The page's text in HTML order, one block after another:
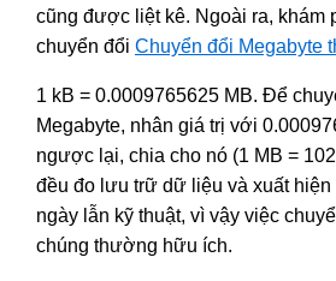
cũng được liệt kê. Ngoài ra, khám
chuyển đổi Chuyển đổi Megabyte
1 kB = 0.0009765625 MB. Để
Megabyte, nhân giá trị với
ngược lại, chia cho nó (1 MB =
đều đo lưu trữ dữ liệu và xuất hiện
ngày lẫn kỹ thuật, vì vậy việc
chúng thường hữu ích.